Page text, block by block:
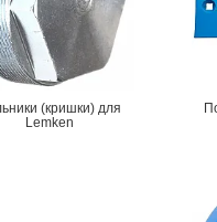
(кришки) для
Lemken